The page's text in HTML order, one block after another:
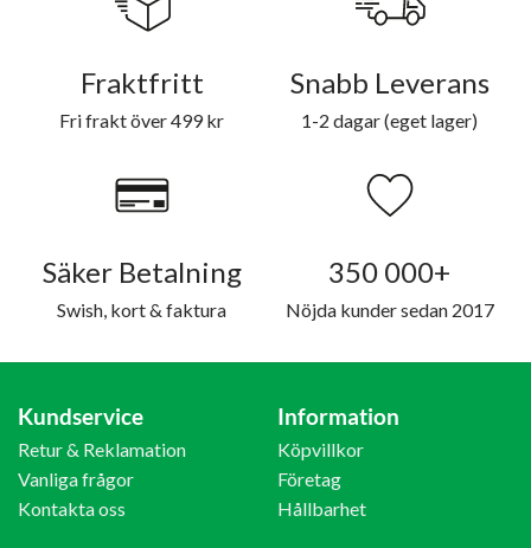
Fraktfritt
Fri frakt över 499 kr
Snabb Leverans
1-2 dagar (eget lager)
Säker Betalning
Swish, kort & faktura
350 000+
Nöjda kunder sedan 2017
Kundservice
Retur & Reklamation
Vanliga frågor
Kontakta oss
Information
Köpvillkor
Företag
Hållbarhet